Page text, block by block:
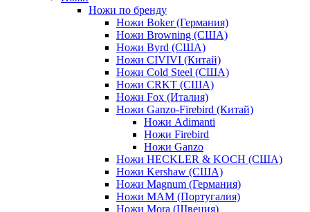
Ножи по бренду
Ножи Boker (Германия)
Ножи Browning (США)
Ножи Byrd (США)
Ножи CIVIVI (Китай)
Ножи Cold Steel (США)
Ножи CRKT (США)
Ножи Fox (Италия)
Ножи Ganzo-Firebird (Китай)
Ножи Adimanti
Ножи Firebird
Ножи Ganzo
Ножи HECKLER & KOCH (США)
Ножи Kershaw (США)
Ножи Magnum (Германия)
Ножи MAM (Португалия)
Ножи Mora (Швеция)